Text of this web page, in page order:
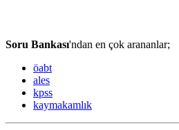
Soru Bankası'ndan en çok arananlar;
öabt
ales
kpss
kaymakamlık